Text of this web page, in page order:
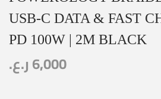
USB-C DATA & FAST
PD 100W | 2M BLACK
6,000ر.ع.